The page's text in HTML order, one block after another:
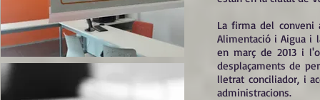
La firma del conveni
Alimentació i Aigua i
en març de 2013 i
desplaçaments de
lletrat conciliador, i
administracions.